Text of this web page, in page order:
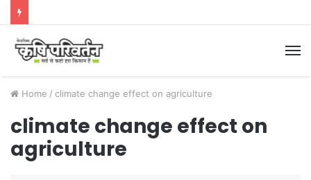
Home / climate change effect on agriculture
climate change effect on
agriculture